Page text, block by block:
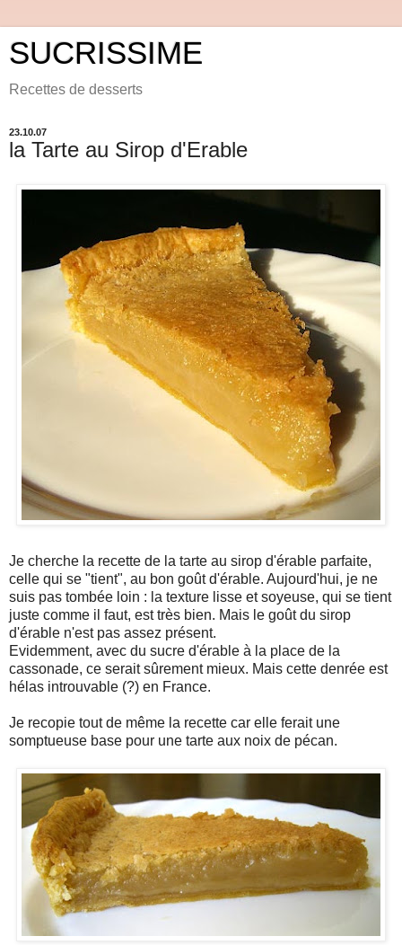
SUCRISSIME
Recettes de desserts
23.10.07
la Tarte au Sirop d'Erable
Je cherche la recette de la tarte au sirop d'érable parfaite,
celle qui se "tient", au bon goût d'érable. Aujourd'hui, je ne
suis pas tombée loin : la texture lisse et soyeuse, qui se tient
juste comme il faut, est très bien. Mais le goût du sirop
d'érable n'est pas assez présent.
Evidemment, avec du sucre d'érable à la place de la
cassonade, ce serait sûrement mieux. Mais cette denrée est
hélas introuvable (?) en France.
Je recopie tout de même la recette car elle ferait une
somptueuse base pour une tarte aux noix de pécan.